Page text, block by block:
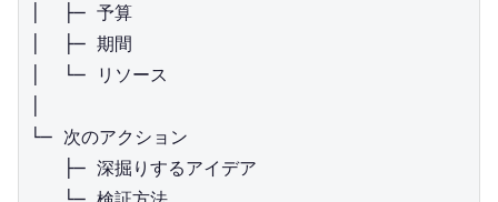
│  ├─ 予算
│  ├─ 期間
│  └─ リソース
└─ 次のアクション
   ├─ 深掘りするアイデア